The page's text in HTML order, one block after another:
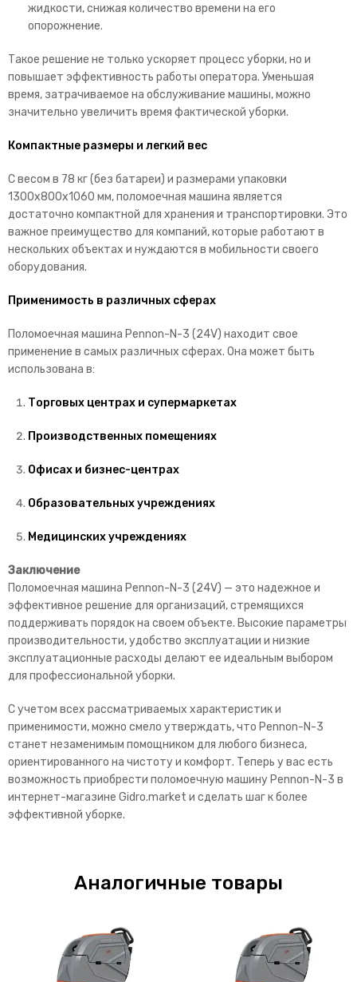
жидкости, снижая количество времени на его
опорожнение.
Такое решение не только ускоряет процесс уборки, но и
повышает эффективность работы оператора. Уменьшая
время, затрачиваемое на обслуживание машины, можно
значительно увеличить время фактической уборки.
Компактные размеры и легкий вес
С весом в 78 кг (без батареи) и размерами упаковки
1300x800x1060 мм, поломоечная машина является
достаточно компактной для хранения и транспортировки. Это
важное преимущество для компаний, которые работают в
нескольких объектах и нуждаются в мобильности своего
оборудования.
Применимость в различных сферах
Поломоечная машина Pennon-N-3 (24V) находит свое
применение в самых различных сферах. Она может быть
использована в:
Торговых центрах и супермаркетах
Производственных помещениях
Офисах и бизнес-центрах
Образовательных учреждениях
Медицинских учреждениях
Заключение
Поломоечная машина Pennon-N-3 (24V) — это надежное и
эффективное решение для организаций, стремящихся
поддерживать порядок на своем объекте. Высокие параметры
производительности, удобство эксплуатации и низкие
эксплуатационные расходы делают ее идеальным выбором
для профессиональной уборки.
С учетом всех рассматриваемых характеристик и
применимости, можно смело утверждать, что Pennon-N-3
станет незаменимым помощником для любого бизнеса,
ориентированного на чистоту и комфорт. Теперь у вас есть
возможность приобрести поломоечную машину Pennon-N-3 в
интернет-магазине Gidro.market и сделать шаг к более
эффективной уборке.
Аналогичные товары